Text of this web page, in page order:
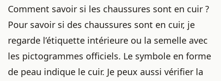
Comment savoir si les chaussures sont en cuir ?
Pour savoir si des chaussures sont en cuir, je
regarde l’étiquette intérieure ou la semelle avec
les pictogrammes officiels. Le symbole en forme
de peau indique le cuir. Je peux aussi vérifier la